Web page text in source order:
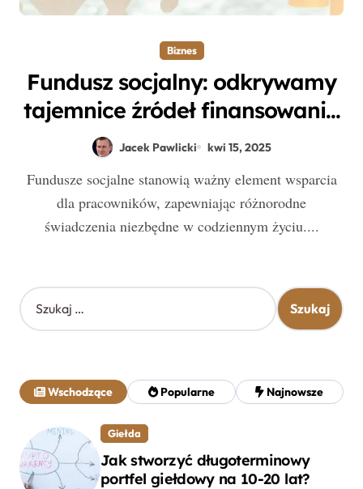
Biznes
Fundusz socjalny: odkrywamy
tajemnice źródeł finansowania
i beneficjentów wsparcia
Jacek Pawlicki kwi 15, 2025
Fundusze socjalne stanowią ważny element wsparcia
dla pracowników, zapewniając różnorodne
świadczenia niezbędne w codziennym życiu....
S
z
j
:
Wschodzące Popularne Najnowsze
Giełda
Jak stworzyć długoterminowy
portfel giełdowy na 10-20 lat?